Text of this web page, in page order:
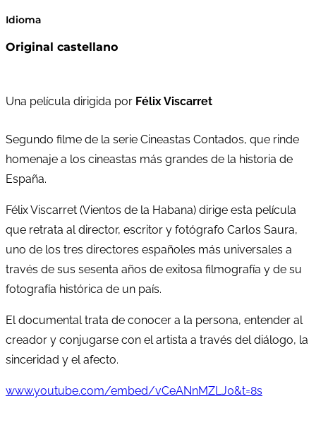
Idioma
Original castellano
Una película dirigida por Félix Viscarret
Segundo filme de la serie Cineastas Contados, que rinde
homenaje a los cineastas más grandes de la historia de
España.
Félix Viscarret (Vientos de la Habana) dirige esta película
que retrata al director, escritor y fotógrafo Carlos Saura,
uno de los tres directores españoles más universales a
través de sus sesenta años de exitosa filmografía y de su
fotografía histórica de un país.
El documental trata de conocer a la persona, entender al
creador y conjugarse con el artista a través del diálogo, la
sinceridad y el afecto.
www.youtube.com/embed/vCeANnMZLJ0&t=8s